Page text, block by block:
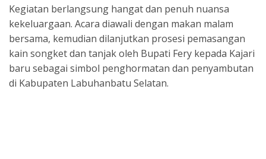
Kegiatan berlangsung hangat dan penuh nuansa
kekeluargaan. Acara diawali dengan makan malam
bersama, kemudian dilanjutkan prosesi pemasangan
kain songket dan tanjak oleh Bupati Fery kepada Kajari
baru sebagai simbol penghormatan dan penyambutan
di Kabupaten Labuhanbatu Selatan.